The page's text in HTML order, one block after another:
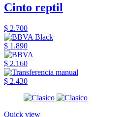
Cinto reptil
$ 2.700
$ 1.890
$ 2.160
$ 2.430
Quick view